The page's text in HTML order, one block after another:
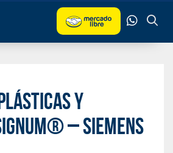
y
– Siemens